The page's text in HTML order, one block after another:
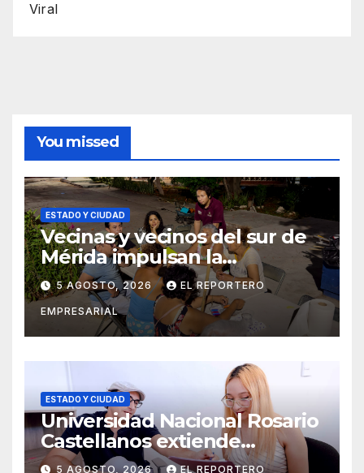
Viral
You missed
ESTADO Y CIUDAD
Vecinas y vecinos del sur de
Mérida impulsan la
recuperación de espacios
comunitarios
5 AGOSTO, 2026 EL REPORTERO
EMPRESARIAL
ESTADO Y CIUDAD
Universidad Nacional Rosario
Castellanos extiende
convocatoria de ingreso al 31
5 AGOSTO, 2026 EL REPORTERO